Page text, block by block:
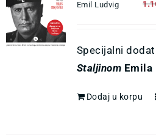
Emil Ludvig
Specijalni
Staljinom Emila
Dodaj u korpu